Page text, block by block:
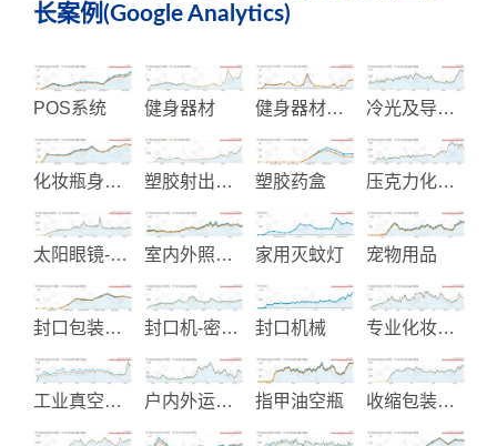
长案例(Google Analytics)
POS系统 健身器材 健身器材显示仪表控制 冷光及导光面板
化妆瓶身制造 塑胶射出成品制造 塑胶药盒 压克力化妆品包装
太阳眼镜-安全眼镜及和安全手电筒 室内外照明设备 家用灭蚊灯 宠物用品
封口包装机械 封口机-密封机 封口机械 专业化妆品生产制造
工业真空包装和加工机械 户内外运动软硬用品 指甲油空瓶 收缩包装机械与材料